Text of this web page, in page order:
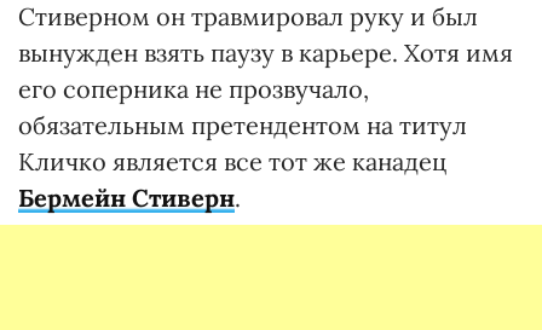
Стиверном он травмировал руку и был
вынужден взять паузу в карьере. Хотя имя
его соперника не прозвучало,
обязательным претендентом на титул
Кличко является все тот же канадец
Бермейн Стиверн.